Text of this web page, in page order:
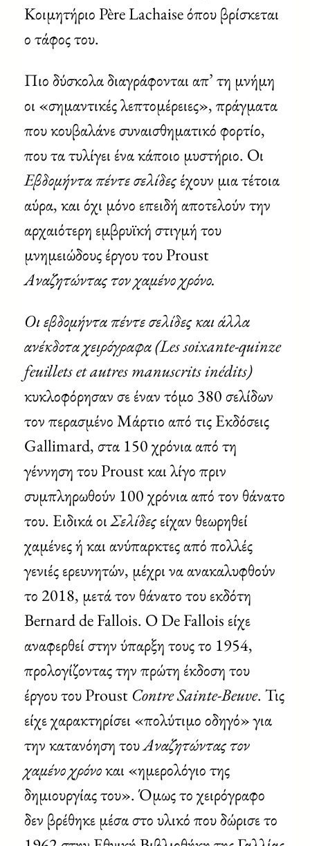
Κοιμητήριο Père Lachaise όπου βρίσκεται
ο τάφος του.
Πιο δύσκολα διαγράφονται απ’ τη μνήμη
οι «σημαντικές λεπτομέρειες», πράγματα
που κουβαλάνε συναισθηματικό φορτίο,
που τα τυλίγει ένα κάποιο μυστήριο. Οι
Εβδομήντα πέντε σελίδεςέχουν μια τέτοια
αύρα, και όχι μόνο επειδή αποτελούν την
αρχαιότερη εμβρυϊκή στιγμή του
μνημειώδους έργου του Proust
Αναζητώντας τον χαμένο χρόνο.
Οι εβδομήντα πέντε σελίδες και άλλα
ανέκδοτα χειρόγραφα (Les soixante-quinze
feuillets et autres manuscrits inédits)
κυκλοφόρησαν σε έναν τόμο 380 σελίδων
τον περασμένο Μάρτιο από τις Εκδόσεις
Gallimard, στα 150 χρόνια από τη
γέννηση του Proust και λίγο πριν
συμπληρωθούν 100 χρόνια από τον θάνατο
του. Ειδικά οιΣελίδεςείχαν θεωρηθεί
χαμένες ή και ανύπαρκτες από πολλές
γενιές ερευνητών, μέχρι να ανακαλυφθούν
το 2018, μετά τον θάνατο του εκδότη
Bernard de Fallois. Ο De Fallois είχε
αναφερθεί στην ύπαρξη τους το 1954,
προλογίζοντας την πρώτη έκδοση του
έργου του Proust Contre Sainte-Beuve. Τις
είχε χαρακτηρίσει «πολύτιμο οδηγό» για
την κατανόηση τουΑναζητώντας τον
χαμένο χρόνοκαι «ημερολόγιο της
δημιουργίας του». Όμως το χειρόγραφο
δεν βρέθηκε μέσα στο υλικό που δώρισε το